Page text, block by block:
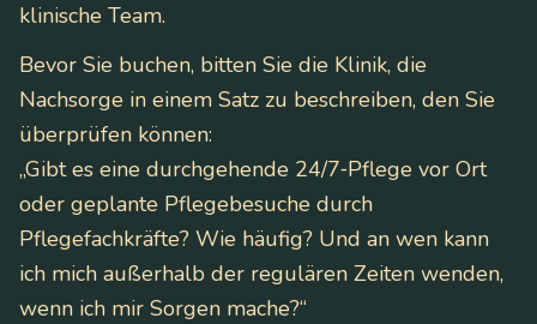
klinische Team.
Bevor Sie buchen, bitten Sie die Klinik, die
Nachsorge in einem Satz zu beschreiben, den Sie
überprüfen können:
„Gibt es eine durchgehende 24/7‑Pflege vor Ort
oder geplante Pflegebesuche durch
Pflegefachkräfte? Wie häufig? Und an wen kann
ich mich außerhalb der regulären Zeiten wenden,
wenn ich mir Sorgen mache?“